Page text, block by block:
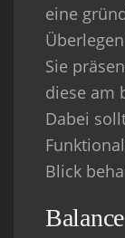
eine
Sie
diese am
Dabei
Blick